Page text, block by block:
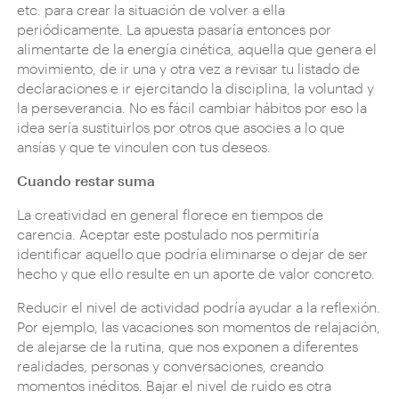
etc. para crear la situación de volver a ella
periódicamente. La apuesta pasaría entonces por
alimentarte de la energía cinética, aquella que genera el
movimiento, de ir una y otra vez a revisar tu listado de
declaraciones e ir ejercitando la disciplina, la voluntad y
la perseverancia. No es fácil cambiar hábitos por eso la
idea sería sustituirlos por otros que asocies a lo que
ansías y que te vinculen con tus deseos.
Cuando restar suma
La creatividad en general florece en tiempos de
carencia. Aceptar este postulado nos permitiría
identificar aquello que podría eliminarse o dejar de ser
hecho y que ello resulte en un aporte de valor concreto.
Reducir el nivel de actividad podría ayudar a la reflexión.
Por ejemplo, las vacaciones son momentos de relajación,
de alejarse de la rutina, que nos exponen a diferentes
realidades, personas y conversaciones, creando
momentos inéditos. Bajar el nivel de ruido es otra